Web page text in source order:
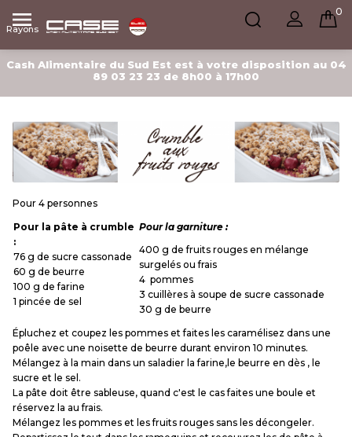

Rayons
0
Cash Alimentaire du Sud Est est à votre disposition au 04
89 03 23 23 de 8h00 à 17h00
Pour 4 personnes
Pour la pâte à crumble
:
76 g de sucre cassonade
60 g de beurre
100 g de farine
1 pincée de sel
Pour la garniture :
400 g de fruits rouges en mélange
surgelés ou frais
4 pommes
3 cuillères à soupe de sucre cassonade
30 g de beurre
Épluchez et coupez les pommes et faites les caramélisez dans une
poêle avec une noisette de beurre durant environ 10 minutes.
Mélangez à la main dans un saladier la farine,le beurre en dès , le
sucre et le sel.
La pâte doit être sableuse, quand c'est le cas faites une boule et
réservez la au frais.
Mélangez les pommes et les fruits rouges sans les décongeler.